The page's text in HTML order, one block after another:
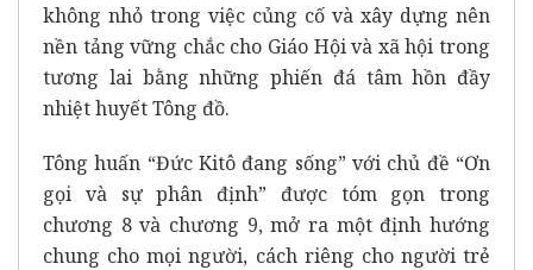
không nhỏ trong việc củng cố và xây dựng nên
nền tảng vững chắc cho Giáo Hội và xã hội trong
tương lai bằng những phiến đá tâm hồn đầy
nhiệt huyết Tông đồ.
Tông huấn “Đức Kitô đang sống” với chủ đề “Ơn
gọi và sự phân định” được tóm gọn trong
chương 8 và chương 9, mở ra một định hướng
chung cho mọi người, cách riêng cho người trẻ